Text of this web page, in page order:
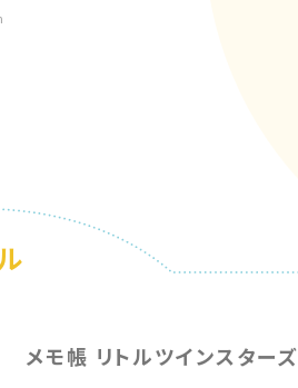
メモ帳 リトルツインスターズ